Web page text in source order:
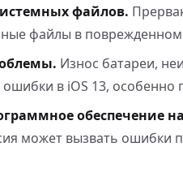
файлов.
файлы в
Износ батареи,
ошибки в iOS 13, особенно
обеспечение
может вызвать ошибки